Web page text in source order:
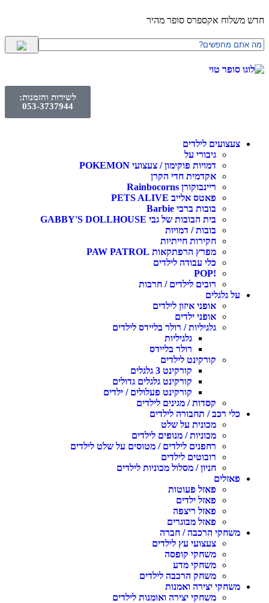
חדש משלוח אקספרס סופר מהיר
לשירות והזמנות:
053-3737944
צעצועים לילדים
גיבורי על
דמויות פוקימון / צעצועי POKEMON
אקדמית חדי הקרן
ריינבוקורן Rainbocorns
פאטס אלייב PETS ALIVE
בובות ברבי Barbie
בית הבובות של גבי GABBY'S DOLLHOUSE
בובות / דמויות
חקירות חייתיות
מפרץ הרפתקאות PAW PATROL
כלי עבודה לילדים
!POP
רובים לילדים / חרבות
על גלגלים
אופני איזון לילדים
אופני ילדים
גלגיליות / רולר בליידס לילדים
גלגיליות
רולר בליידס
קורקינט לילדים
קורקינט 3 גלגלים
קורקינט גלגלים גדולים
קורקינט פעלולים / ילדים
קסדות / מגינים לילדים
כלי רכב / תחבורה לילדים
מכונית על שלט
מכוניות / מנופים לילדים
רחפנים לילדים / מטוסים על שלט לילדים
רובוטים לילדים
חניון / מסלול מכוניות לילדים
פאזלים
פאזל פעוטות
פאזל ילדים
פאזל ריצפה
פאזל מבוגרים
משחקי הרכבה / חברה
צעצועי עץ לילדים
משחקי קופסה
משחקי מדע
משחק הרכבה לילדים
משחקי יצירה ואמנות
משחקי יצירה ואומנות לילדים